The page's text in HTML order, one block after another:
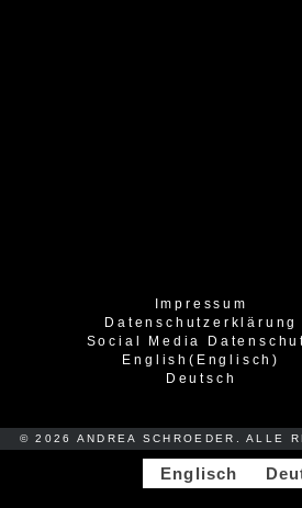
Impressum
Datenschutzerklärung
Social Media
English ( Englisch)
Deutsch
© 2026 ANDREA SCHROEDER. ALLE
Englisch